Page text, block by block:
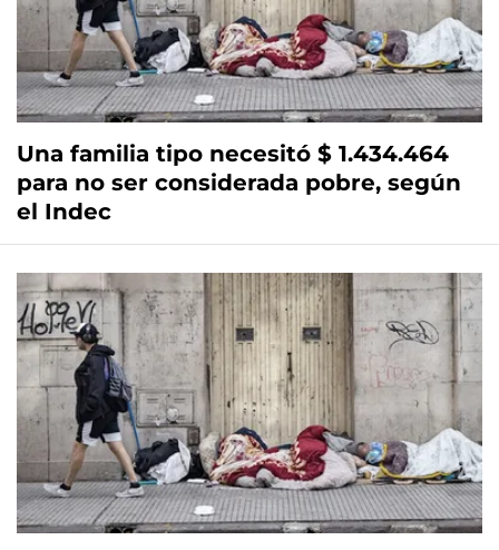
Una familia tipo necesitó $ 1.434.464
para no ser considerada pobre, según
el Indec